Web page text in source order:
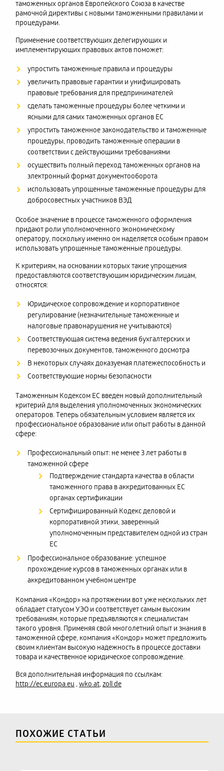
таможенных органов Европейского Союза в качестве
рамочной директивы с новыми таможенными правилами и
процедурами.
Применение соответствующих делегирующих и
имплементирующих правовых актов поможет:
упростить таможенные правила и процедуры
увеличить правовые гарантии и унифицировать
правовые требования для предпринимателей
сделать таможенные процедуры более четкими и
ясными для самих таможенных органов ЕС
упростить таможенное законодательство и таможенные
процедуры, проводить таможенные операции в
соответствии с действующими требованиями
осуществить полный переход таможенных органов на
электронный формат документооборота
использовать упрощенные таможенные процедуры для
добросовестных участников ВЭД
Особое значение в процессе таможенного оформления
придают роли уполномоченного экономическому
оператору, поскольку именно он наделяется особым правом
использовать упрощенные таможенные процедуры.
К критериям, на основании которых такие упрощения
предоставляются соответствующим юридическим лицам,
относятся:
Юридическое сопровождение и корпоративное
регулирование (незначительные таможенные и
налоговые правонарушения не учитываются)
Соответствующая система ведения бухгалтерских и
перевозочных документов, таможенного досмотра
В некоторых случаях доказуемая платежеспособность и
Соответствующие нормы безопасности
Таможенным Кодексом ЕС введен новый дополнительный
критерий для выделения уполномоченных экономических
операторов. Теперь обязательным условием является их
профессиональное образование или опыт работы в данной
сфере:
Профессиональный опыт: не менее 3 лет работы в
таможенной сфере
Подтверждение стандарта качества в области
таможенного права в аккредитованных ЕС
органах сертификации
Сертифицированный Кодекс деловой и
корпоративной этики, заверенный
уполномоченным представителем одной из стран
ЕС
Профессиональное образование: успешное
прохождение курсов в таможенных органах или в
аккредитованном учебном центре
Компания «Кондор» на протяжении вот уже нескольких лет
обладает статусом УЭО и соответствует самым высоким
требованиям, которые предъявляются к специалистам
такого уровня. Применяя свой многолетний опыт и знания в
таможенной сфере, компания «Кондор» может предложить
своим клиентам высокую надежность в процессе доставки
товара и качественное юридическое сопровождение.
Вся дополнительная информация по ссылкам:
http://ec.europa.eu , wko.at, zoll.de
ПОХОЖИЕ СТАТЬИ